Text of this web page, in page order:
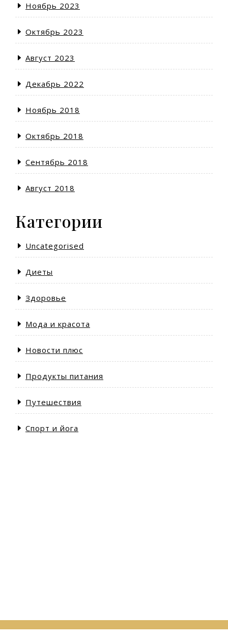
Ноябрь 2023
Октябрь 2023
Август 2023
Декабрь 2022
Ноябрь 2018
Октябрь 2018
Сентябрь 2018
Август 2018
Категории
Uncategorised
Диеты
Здоровье
Мода и красота
Новости плюс
Продукты питания
Путешествия
Спорт и йога